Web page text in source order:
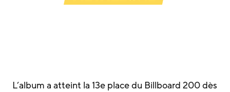
L’album a atteint la 13e place du Billboard 200 dès